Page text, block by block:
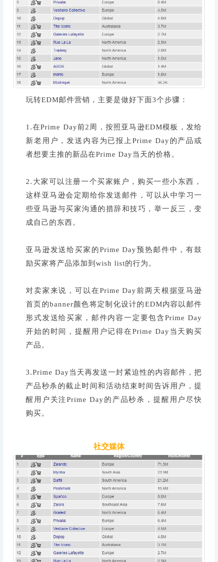
玩转EDM邮件营销，主要是做好下面3个步骤：
1.在Prime Day前2周，按照亚马逊EDM模板，发给
新老用户，发送内容为已报上Prime Day的产品或
者想要主推的新品在Prime Day当天的价格。
2.大家可以注册一个买家账户，购买一些小东西，
这样亚马逊会定期给你发送邮件，可以从中学习一
些亚马逊与买家沟通的措辞和技巧，举一反三，变
成自己的东西。
亚马逊发送给买家的Prime Day预热邮件中，有鼓
励买家将产品添加到wish list的行为。
对卖家来说，可以在Prime Day前两天根据亚马逊
首页的banner颜色将定制化设计的EDM内容以邮件
形式发送给买家，邮件内容一定要包含Prime Day
开始的时间，提醒用户记得在Prime Day当天购买
产品。
3.Prime Day当天再发送一封紧迫性的内容邮件，把
产品秒杀的截止时间和活动结束时间告诉用户，提
醒用户关注Prime Day的产品秒杀，提醒用户尽快
购买。
社交媒体